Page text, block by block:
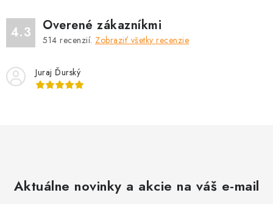
4.3 Overené zákazníkmi
514 recenzií. Zobraziť všetky recenzie
Juraj Ďurský
Aktuálne novinky a akcie na váš e-mail